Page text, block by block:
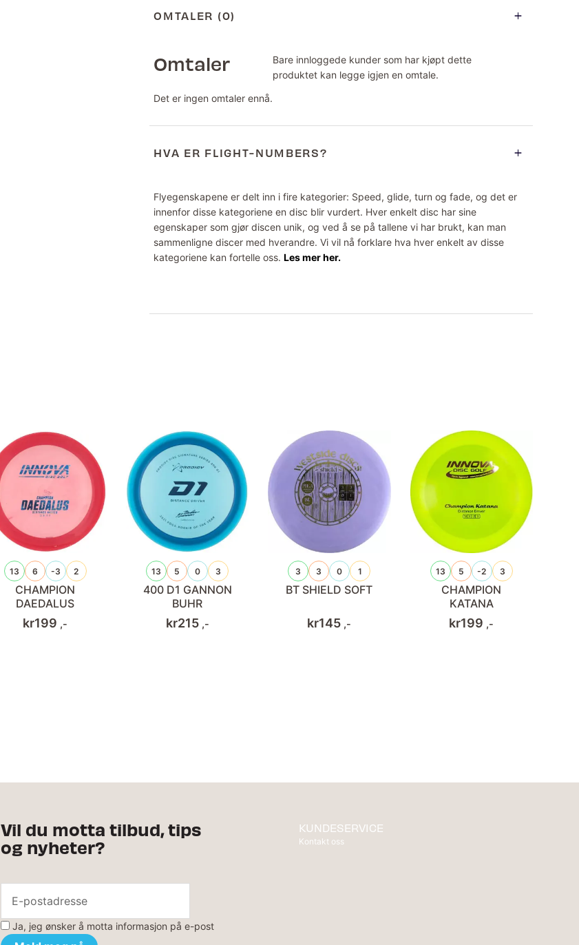
OMTALER (0)
Omtaler
Det er ingen omtaler ennå.
Bare innloggede kunder som har kjøpt dette
produktet kan legge igjen en omtale.
HVA ER FLIGHT-NUMBERS?
Flyegenskapene er delt inn i fire kategorier: Speed, glide, turn og fade, og det er
innenfor disse kategoriene en disc blir vurdert. Hver enkelt disc har sine
egenskaper som gjør discen unik, og ved å se på tallene vi har brukt, kan man
sammenligne discer med hverandre. Vi vil nå forklare hva hver enkelt av disse
kategoriene kan fortelle oss.Les mer her.
13 6 -3 2
CHAMPION
DAEDALUS
kr199 ,-
13 5 0 3
400 D1 GANNON
BUHR
kr215 ,-
3 3 0 1
BT SHIELD SOFT
kr145 ,-
13 5 -2 3
CHAMPION
KATANA
kr199 ,-
Vil du motta tilbud, tips
og nyheter?
Ja, jeg ønsker å motta informasjon på e-post
KUNDESERVICE
Kontakt oss